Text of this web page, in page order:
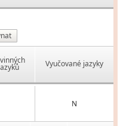
Vyučované jazyky
N